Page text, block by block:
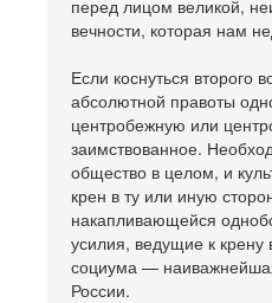
перед лицом великой,
вечности, которая нам
Если коснуться второго
абсолютной правоты
центробежную или
заимствованное.
общество в целом, и
крен в ту или иную
накапливающейся
усилия, ведущие к
социума —
России.